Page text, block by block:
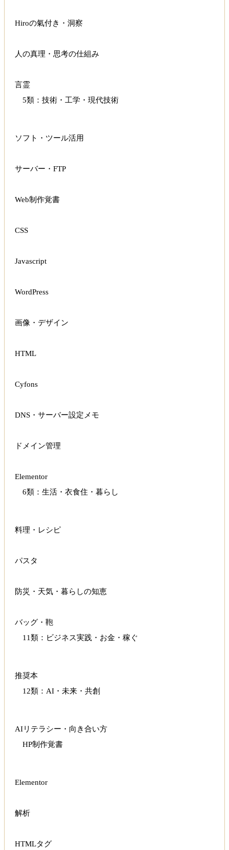
Hiroの氣付き・洞察
人の真理・思考の仕組み
言霊
5類：技術・工学・現代技術
ソフト・ツール活用
サーバー・FTP
Web制作覚書
CSS
Javascript
WordPress
画像・デザイン
HTML
Cyfons
DNS・サーバー設定メモ
ドメイン管理
Elementor
6類：生活・衣食住・暮らし
料理・レシピ
パスタ
防災・天気・暮らしの知恵
バッグ・鞄
11類：ビジネス実践・お金・稼ぐ
推奨本
12類：AI・未来・共創
AIリテラシー・向き合い方
HP制作覚書
Elementor
解析
HTMLタグ